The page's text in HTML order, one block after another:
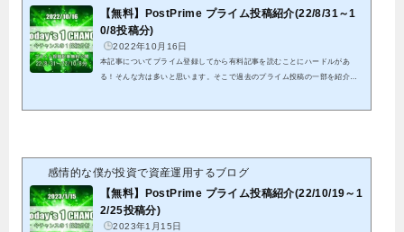
【無料】PostPrime プライム投稿紹介(22/8/31～1
0/8投稿分)
2022年10月16日
本記事についてプライム登録してから有料記事を読むことにハードルがあ
る！そんな方は多いと思います。そこで過去のプライム投稿の一部を紹介致
て頂くことで閲覧可能で...
感情的な僕が投資で資産運用するブログ
【無料】PostPrime プライム投稿紹介(22/10/19～1
2/25投稿分)
2023年1月15日